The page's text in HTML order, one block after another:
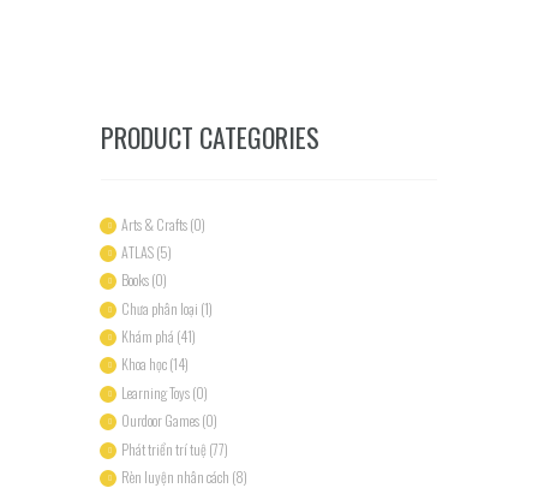
PRODUCT CATEGORIES
Arts & Crafts(0)
ATLAS(5)
Books(0)
Chưa phân loại (1)
Khám phá (41)
Khoa học(14)
Learning Toys(0)
Ourdoor Games(0)
Phát triển trí tuệ (77)
Rèn luyện nhân cách (8)